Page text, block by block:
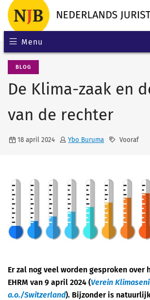
Menu
BLOG
De Klima-zaak en
van de rechter
18 april 2024 Ybo Buruma Vooraf
Er zal nog veel worden gesproken over
EHRM van 9 april 2024 (Verein
a.o./Switzerland). Bijzonder is